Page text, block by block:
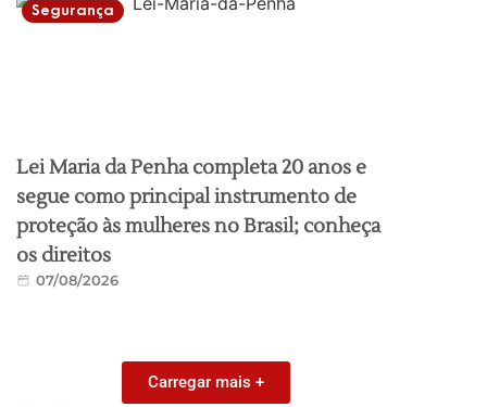
Segurança
Lei Maria da Penha completa 20 anos e
segue como principal instrumento de
proteção às mulheres no Brasil; conheça
os direitos
07/08/2026
Carregar mais +